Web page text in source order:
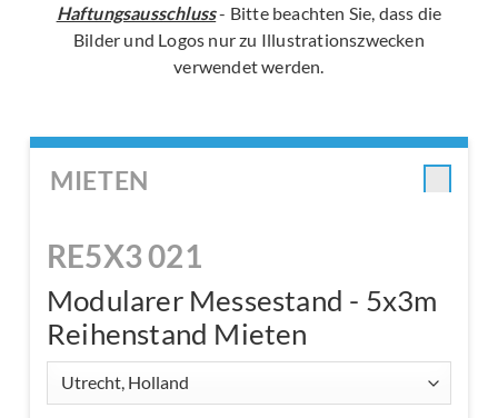
Haftungsausschluss- Bitte beachten Sie, dass die
Bilder und Logos nur zu Illustrationszwecken
verwendet werden.
MIETEN
RE5X3 021
Modularer Messestand - 5x3m
Reihenstand Mieten